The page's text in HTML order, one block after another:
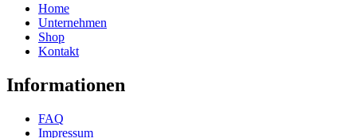
Home
Unternehmen
Shop
Kontakt
Informationen
FAQ
Impressum